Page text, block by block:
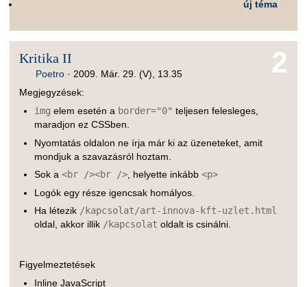
új téma
2
Kritika II
Poetro · 2009. Már. 29. (V), 13.35
Megjegyzések:
img elem esetén a border="0" teljesen felesleges,
maradjon ez CSSben.
Nyomtatás oldalon ne írja már ki az üzeneteket, amit
mondjuk a szavazásról hoztam.
Sok a <br /><br />, helyette inkább <p>
Logók egy része igencsak homályos.
Ha létezik /kapcsolat/art-innova-kft-uzlet.html
oldal, akkor illik /kapcsolat oldalt is csinálni.
Figyelmeztetések
Inline JavaScript